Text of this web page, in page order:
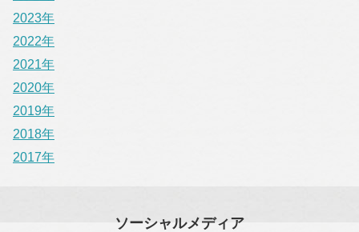
2023年
2022年
2021年
2020年
2019年
2018年
2017年
ソーシャルメディア